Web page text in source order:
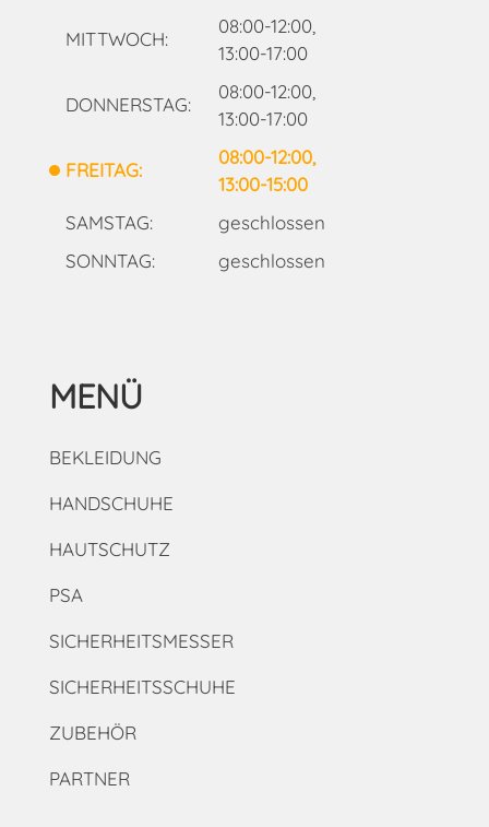
MITTWOCH:
08:00-12:00,
13:00-17:00
DONNERSTAG:
08:00-12:00,
13:00-17:00
FREITAG:
08:00-12:00,
13:00-15:00
SAMSTAG:
geschlossen
SONNTAG:
geschlossen
MENÜ
BEKLEIDUNG
HANDSCHUHE
HAUTSCHUTZ
PSA
SICHERHEITSMESSER
SICHERHEITSSCHUHE
ZUBEHÖR
PARTNER